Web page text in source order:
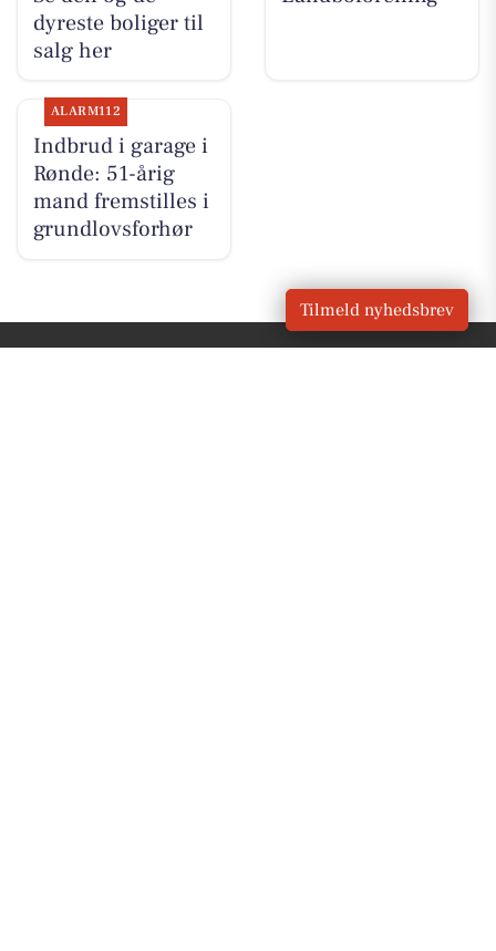
dyreste boliger til
salg her
ALARM112
Indbrud i garage i
Rønde: 51-årig
mand fremstilles i
grundlovsforhør
Tilmeld nyhedsbrev